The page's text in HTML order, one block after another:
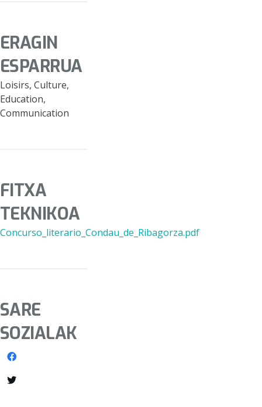
ERAGIN
ESPARRUA
Loisirs, Culture,
Education,
Communication
FITXA
TEKNIKOA
Concurso_literario_Condau_de_Ribagorza.pdf
SARE
SOZIALAK